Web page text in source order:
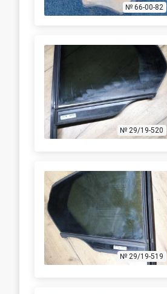
№ 66-00-82
№ 29/19-520
№ 29/19-519